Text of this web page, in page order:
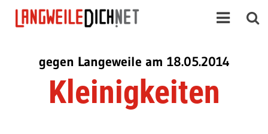
gegen Langeweile am 18.05.2014
Kleinigkeiten